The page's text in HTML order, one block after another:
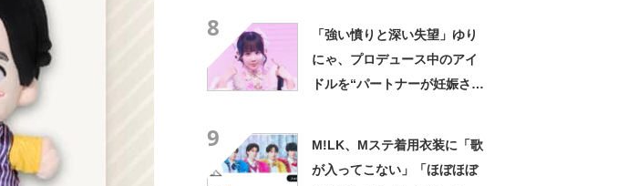
8
「強い憤りと深い失望」ゆり
にゃ、プロデュース中のアイ
ドルを“パートナーが妊娠させ
9
M!LK、Mステ着用衣装に「歌
が入ってこない」「ほぼほぼ